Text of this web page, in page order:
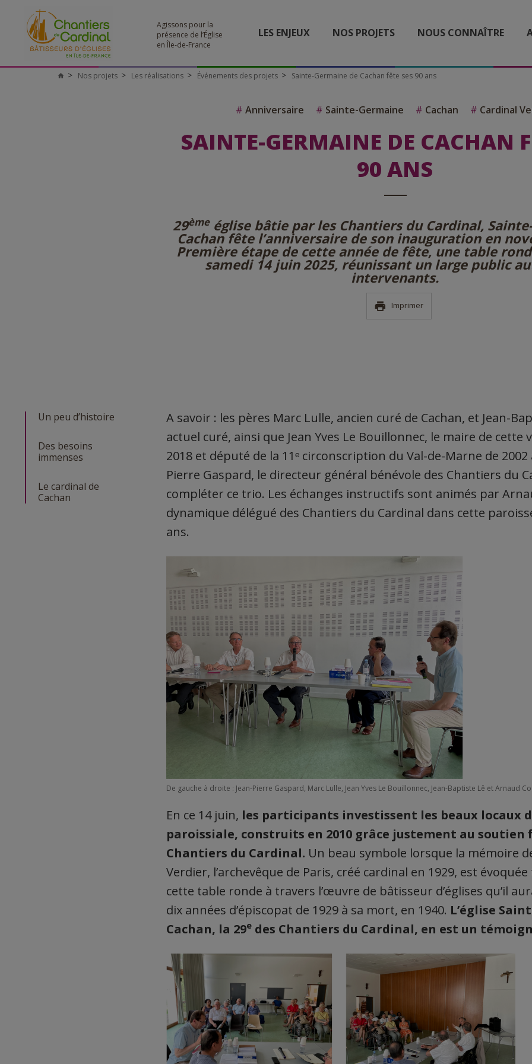
Agissons pour la
présence de l’Église
en Île-de-France
LES ENJEUX NOS PROJETS NOUS CONNAÎTRE
Nos projets Les réalisations Événements des projets Sainte-Germaine de Cachan fête ses 90 ans
# Anniversaire # Sainte-Germaine # Cachan # Cardinal
SAINTE-GERMAINE DE CACHAN
90 ANS
29èmeéglise bâtie par les Chantiers du Cardinal,
Cachan fête l’anniversaire de son inauguration en
Première étape de cette année de fête, une table
samedi 14 juin 2025, réunissant un large public
intervenants.
Imprimer
Un peu d’histoire
Des besoins
immenses
Le cardinal de
Cachan
A savoir : les pères Marc Lulle, ancien curé de Cachan, et Jean-
actuel curé, ainsi que Jean Yves Le Bouillonnec, le maire de cette
2018 et député de la 11ᵉ circonscription du Val-de-Marne de 2002
Pierre Gaspard, le directeur général bénévole des Chantiers du
compléter ce trio. Les échanges instructifs sont animés par
dynamique délégué des Chantiers du Cardinal dans cette
ans.
De gauche à droite : Jean-Pierre Gaspard, Marc Lulle, Jean Yves Le Bouillonnec, Jean-Baptiste Lê et Arnaud
En ce 14 juin, les participants investissent les beaux locaux
paroissiale, construits en 2010 grâce justement au soutien
Chantiers du Cardinal. Un beau symbole lorsque la mémoire
Verdier, l’archevêque de Paris, créé cardinal en 1929, est
cette table ronde à travers l’œuvre de bâtisseur d’églises qu’il
dix années d’épiscopat de 1929 à sa mort, en 1940. L’église
Cachan, la 29edes Chantiers du Cardinal, en est un